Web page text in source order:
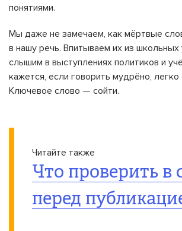
понятиями.
Мы даже не замечаем, как мёртвые
в нашу речь. Впитываем их из школьных
слышим в выступлениях политиков и
кажется, если говорить мудрёно, легко
Ключевое слово — сойти.
Читайте также
Что проверить в
перед